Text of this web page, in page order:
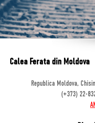
Calea Ferata din Moldova
Republica Moldova,
(+373) 22-